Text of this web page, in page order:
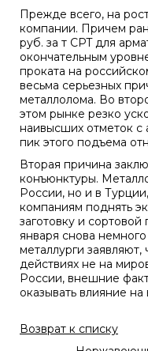
Прежде всего, на
компании. Причем
руб. за т CPT для
окончательным
проката на
весьма серьезных
металлолома. Во
этом рынке резко
наивысших отметок с
пик этого подъема
Вторая причина
конъюнктуры.
России, но и в
компаниям поднять
заготовку и
января снова
металлурги
действиях не на
России, внешние
оказывать влияние
Возврат к списку